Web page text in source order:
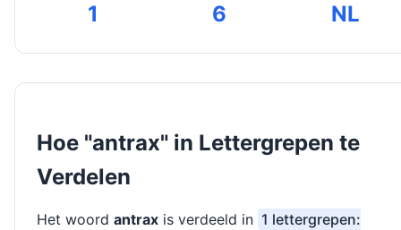
1 6 NL
Hoe "antrax" in Lettergrepen te
Verdelen
Het woord antrax is verdeeld in 1 lettergrepen: